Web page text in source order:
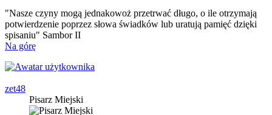
"Nasze czyny mogą jednakowoż przetrwać długo, o ile otrzymają
potwierdzenie poprzez słowa świadków lub uratują pamięć dzięki
spisaniu" Sambor II
Na górę
zet48
Pisarz Miejski